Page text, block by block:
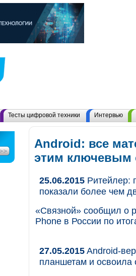
Тесты цифровой техники Интервью
Android: все
этим ключевым
25.06.2015 Ритейлер:
показали более чем
«Связной» сообщил о
Phone в России по
27.05.2015Android-
планшетам и